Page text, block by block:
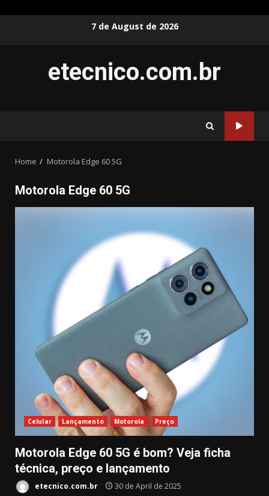
7 de August de 2026
etecnico.com.br
Home Motorola Edge 60 5G
Motorola Edge 60 5G
Celular Lançamento Motorola Preço
Motorola Edge 60 5G é bom? Veja ficha
técnica, preço e lançamento
etecnico.com.br 30 de April de 2025